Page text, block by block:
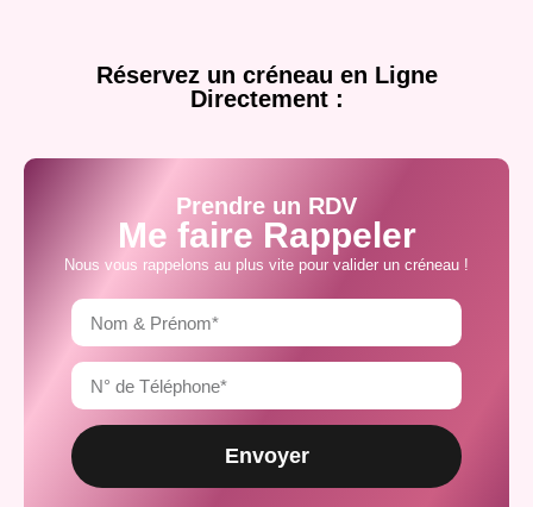
Prendre un RDV
Me faire Rappeler
Nous vous rappelons au plus vite pour valider un créneau !
Envoyer
Réservez un créneau en Ligne
Directement :